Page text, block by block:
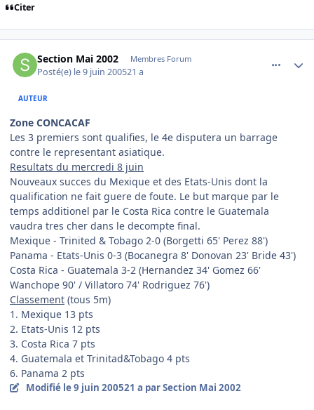
Citer
Section Mai 2002 Membres Forum
Posté(e) le 9 juin 200521 a
AUTEUR
Zone CONCACAF
Les 3 premiers sont qualifies, le 4e disputera un barrage
contre le representant asiatique.
Resultats du mercredi 8 juin
Nouveaux succes du Mexique et des Etats-Unis dont la
qualification ne fait guere de foute. Le but marque par le
temps additionel par le Costa Rica contre le Guatemala
vaudra tres cher dans le decompte final.
Mexique - Trinited & Tobago 2-0 (Borgetti 65' Perez 88')
Panama - Etats-Unis 0-3 (Bocanegra 8' Donovan 23' Bride 43')
Costa Rica - Guatemala 3-2 (Hernandez 34' Gomez 66'
Wanchope 90' / Villatoro 74' Rodriguez 76')
Classement (tous 5m)
1. Mexique 13 pts
2. Etats-Unis 12 pts
3. Costa Rica 7 pts
4. Guatemala et Trinitad&Tobago 4 pts
6. Panama 2 pts
Modifié le 9 juin 200521 a par Section Mai 2002